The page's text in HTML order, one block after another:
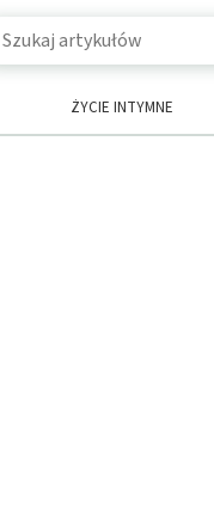
ŻYCIE INTYMNE